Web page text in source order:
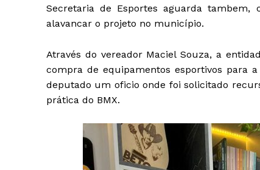
Secretaria de Esportes aguarda
alavancar o projeto no município.
Através do vereador Maciel Souza, a
compra de equipamentos esportivos para
deputado um oficio onde foi solicitado
prática do BMX.